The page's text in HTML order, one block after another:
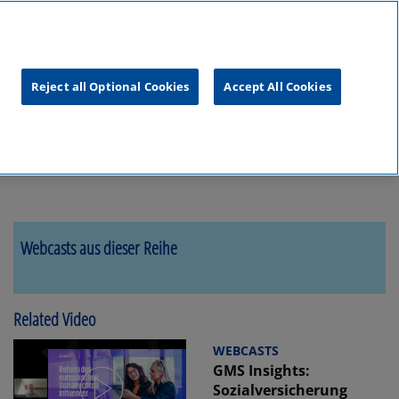
Webcasts aus dieser Reihe
Related Video
WEBCASTS
GMS Insights:
Sozialversicherung
Reject all Optional Cookies Accept All Cookies